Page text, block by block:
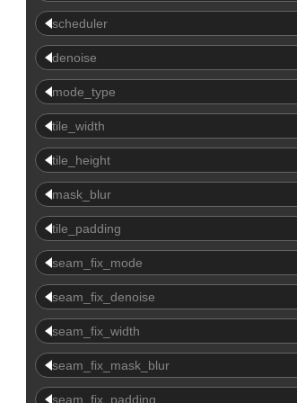
scheduler
denoise
mode_type
tile_width
tile_height
mask_blur
tile_padding
seam_fix_mode
seam_fix_denoise
seam_fix_width
seam_fix_mask_blur
seam_fix_padding